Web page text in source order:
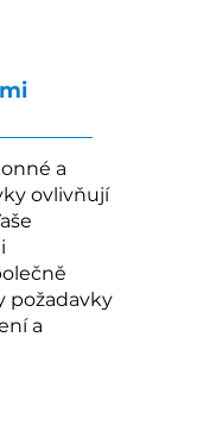
a
ovlivňují
požadavky
a